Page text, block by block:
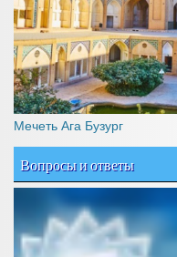
Мечеть Ага Бузург
Вопросы и ответы